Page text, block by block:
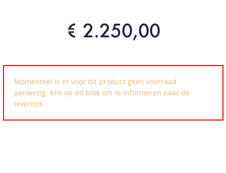
€ 2.250,00
Momenteel is er voor dit product geen voorraad
aanwezig. Klik op dit blok om te informeren naar de
levertijd.